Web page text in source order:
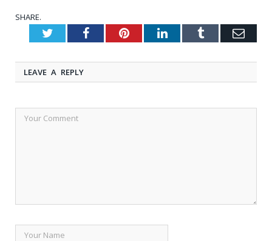
SHARE.
TwitterFacebookPinterestLinkedInTumblr
LEAVE A REPLY